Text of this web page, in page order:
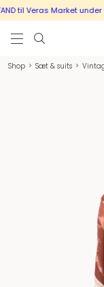
til Veras Market
Shop > Sæt & suits >